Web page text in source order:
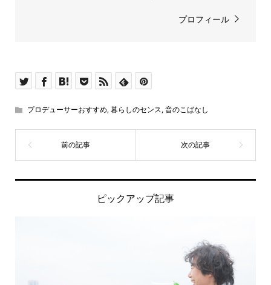
プロフィール
プロデューサーおすすめ,暮らしのセンス,音のこばなし
ピックアップ記事